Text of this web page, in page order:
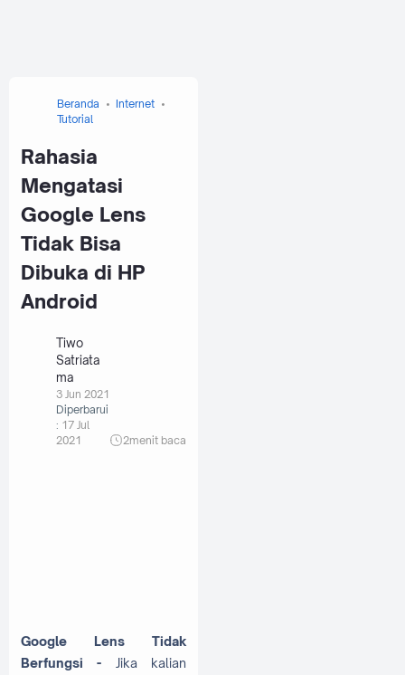
Beranda
Internet
Tutorial
Rahasia
Mengatasi
Google Lens
Tidak Bisa
Dibuka di HP
Android
Tiwo
Satriata
ma
3 Jun 2021
Diperbarui
: 17 Jul
2021
2menit baca
Google Lens Tidak
Berfungsi - Jika kalian